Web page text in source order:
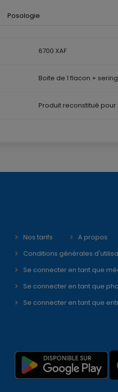
Posologie
6700 XAF
Boite de 1 flacon +
Produit reconstitué pour
Nos tarifs A propos
Conditions générales
Se connecter en tant que
Se connecter en tant que
Se connecter en tant que